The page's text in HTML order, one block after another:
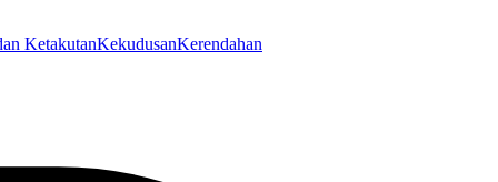
KetakutanKekudusanKerendahan